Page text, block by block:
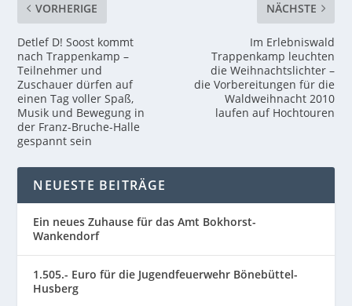
VORHERIGE
Detlef D! Soost kommt
nach Trappenkamp –
Teilnehmer und
Zuschauer dürfen auf
einen Tag voller Spaß,
Musik und Bewegung in
der Franz-Bruche-Halle
gespannt sein
NÄCHSTE
Im Erlebniswald
Trappenkamp leuchten
die Weihnachtslichter –
die Vorbereitungen für die
Waldweihnacht 2010
laufen auf Hochtouren
NEUESTE BEITRÄGE
Ein neues Zuhause für das Amt Bokhorst-
Wankendorf
1.505.- Euro für die Jugendfeuerwehr Bönebüttel-
Husberg